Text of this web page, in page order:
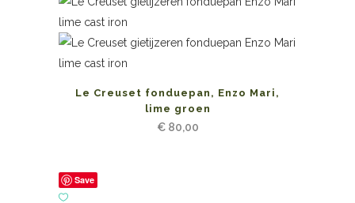
Le Creuset fonduepan, Enzo Mari,
lime groen
€80,00
Save